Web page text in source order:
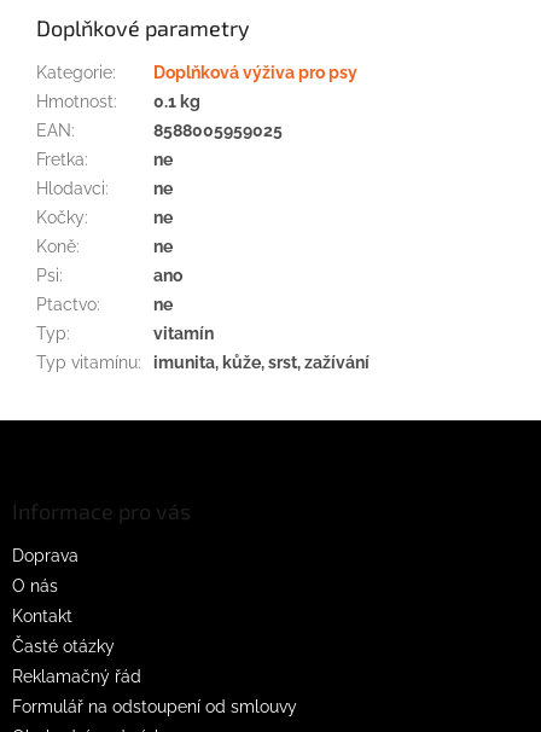
Doplňkové parametry
Kategorie:
Doplňková výživa pro psy
Hmotnost:
0.1 kg
EAN:
8588005959025
Fretka:
ne
Hlodavci:
ne
Kočky:
ne
Koně:
ne
Psi:
ano
Ptactvo:
ne
Typ:
vitamín
Typ vitamínu: imunita, kůže, srst, zažívání
Informace pro vás
Doprava
O nás
Kontakt
Časté otázky
Reklamačný řád
Formulář na odstoupení od smlouvy